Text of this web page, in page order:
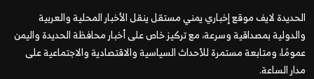
الحديدة لايف موقع إخباري يمني مستقل ينقل الأخبار المحلية والعربية
والدولية بمصداقية وسرعة، مع تركيز خاص على أخبار محافظة الحديدة واليمن
عمومًا، ومتابعة مستمرة للأحداث السياسية والاقتصادية والاجتماعية على
مدار الساعة.